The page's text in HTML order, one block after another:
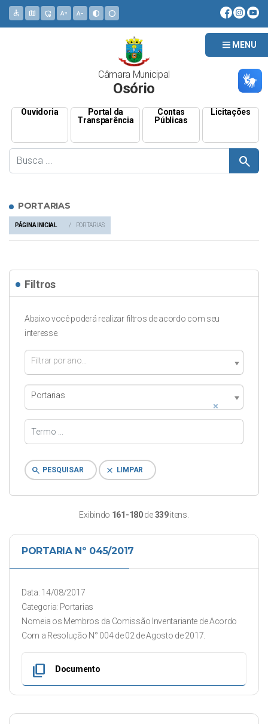
MENU
accessible map admin_panel_settings text_increase text_decrease contrast circle
Câmara Municipal
Osório
Ouvidoria
Portal da
Transparência
Contas
Públicas
Licitações
search
PORTARIAS
PÁGINA INICIAL PORTARIAS
Exibindo 161-180de339itens.
PORTARIA Nº 045/2017
Data: 14/08/2017
Categoria: Portarias
Nomeia os Membros da Comissão Inventariante de Acordo
Com a Resolução N° 004 de 02 de Agosto de 2017.
content_copy Documento
Filtros
Abaixo você poderá realizar filtros de acordo com seu
interesse.
Filtrar por ano...
×
Portarias
search PESQUISAR clear LIMPAR